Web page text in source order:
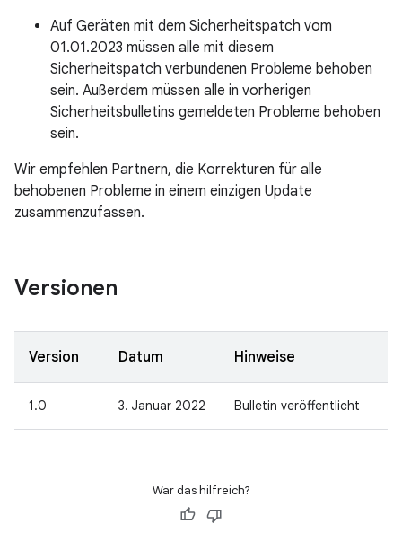
Auf Geräten mit dem Sicherheitspatch vom
01.01.2023 müssen alle mit diesem
Sicherheitspatch verbundenen Probleme behoben
sein. Außerdem müssen alle in vorherigen
Sicherheitsbulletins gemeldeten Probleme behoben
sein.
Wir empfehlen Partnern, die Korrekturen für alle
behobenen Probleme in einem einzigen Update
zusammenzufassen.
Versionen
Version Datum Hinweise
1.0 3. Januar 2022 Bulletin veröffentlicht
War das hilfreich?